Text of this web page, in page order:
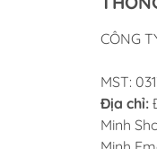
CÔNG
MST:
Địa chỉ:
Minh